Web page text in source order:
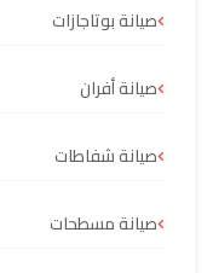
صيانة بوتاجازات
صيانة أفران
صيانة شفاطات
صيانة مسطحات